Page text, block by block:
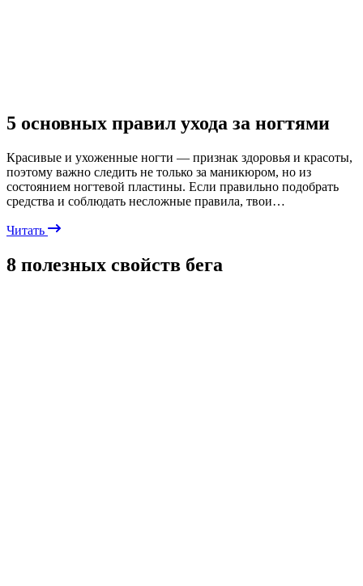
5 основных правил ухода за ногтями
Красивые и ухоженные ногти — признак здоровья и красоты,
поэтому важно следить не только за маникюром, но из
состоянием ногтевой пластины. Если правильно подобрать
средства и соблюдать несложные правила, твои…
Читать
8 полезных свойств бега